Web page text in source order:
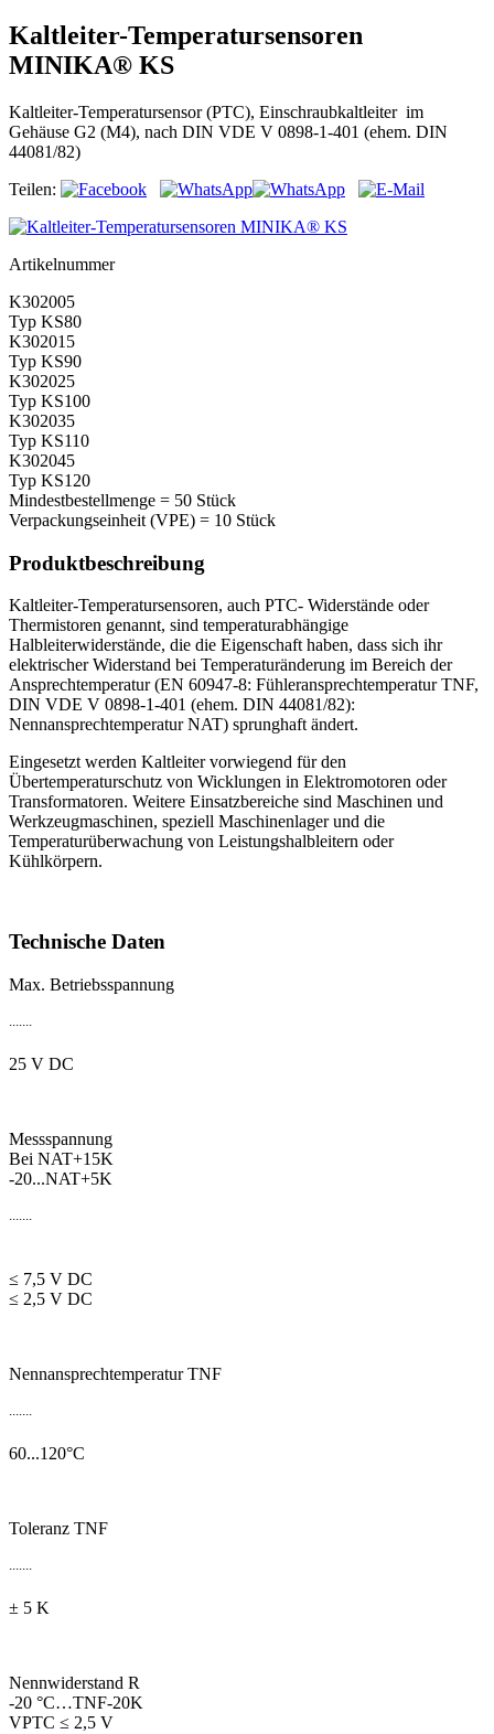
Kaltleiter-Temperatursensoren
MINIKA® KS
Kaltleiter-Temperatursensor (PTC), Einschraubkaltleiter im
Gehäuse G2 (M4), nach DIN VDE V 0898-1-401 (ehem. DIN
44081/82)
Teilen:
Artikelnummer
K302005
Typ KS80
K302015
Typ KS90
K302025
Typ KS100
K302035
Typ KS110
K302045
Typ KS120
Mindestbestellmenge = 50 Stück
Verpackungseinheit (VPE) = 10 Stück
Produktbeschreibung
Kaltleiter-Temperatursensoren, auch PTC- Widerstände oder
Thermistoren genannt, sind temperaturabhängige
Halbleiterwiderstände, die die Eigenschaft haben, dass sich ihr
elektrischer Widerstand bei Temperaturänderung im Bereich der
Ansprechtemperatur (EN 60947-8: Fühleransprechtemperatur TNF,
DIN VDE V 0898-1-401 (ehem. DIN 44081/82):
Nennansprechtemperatur NAT) sprunghaft ändert.
Eingesetzt werden Kaltleiter vorwiegend für den
Übertemperaturschutz von Wicklungen in Elektromotoren oder
Transformatoren. Weitere Einsatzbereiche sind Maschinen und
Werkzeugmaschinen, speziell Maschinenlager und die
Temperaturüberwachung von Leistungshalbleitern oder
Kühlkörpern.
Technische Daten
Max. Betriebsspannung
25 V DC
Messspannung
Bei NAT+15K
-20...NAT+5K
.......
≤ 7,5 V DC
≤ 2,5 V DC
Nennansprechtemperatur TNF
60...120°C
Toleranz TNF
± 5 K
Nennwiderstand R
-20 °C…TNF-20K
VPTC ≤ 2,5 V